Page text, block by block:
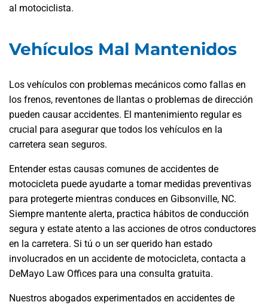
al motociclista.
Vehículos Mal Mantenidos
Los vehículos con problemas mecánicos como fallas en
los frenos, reventones de llantas o problemas de dirección
pueden causar accidentes. El mantenimiento regular es
crucial para asegurar que todos los vehículos en la
carretera sean seguros.
Entender estas causas comunes de accidentes de
motocicleta puede ayudarte a tomar medidas preventivas
para protegerte mientras conduces en Gibsonville, NC.
Siempre mantente alerta, practica hábitos de conducción
segura y estate atento a las acciones de otros conductores
en la carretera. Si tú o un ser querido han estado
involucrados en un accidente de motocicleta, contacta a
DeMayo Law Offices para una consulta gratuita.
Nuestros abogados experimentados en accidentes de